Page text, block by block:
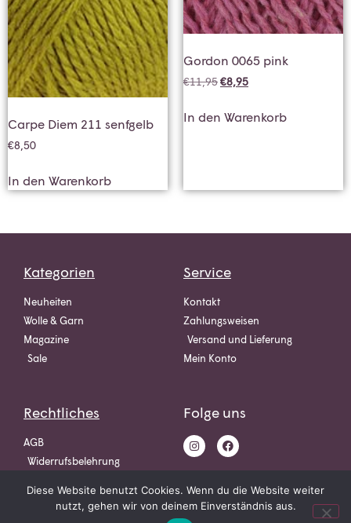
Carpe Diem 211 senfgelb
€8,50
In den Warenkorb
Gordon 0065 pink
€11,95€8,95
In den Warenkorb
Kategorien
Neuheiten
Wolle & Garn
Magazine
Sale
Service
Kontakt
Zahlungsweisen
Versand und Lieferung
Mein Konto
Rechtliches
AGB
Widerrufsbelehrung
Folge uns
Diese Website benutzt Cookies. Wenn du die Website weiter
nutzt, gehen wir von deinem Einverständnis aus.